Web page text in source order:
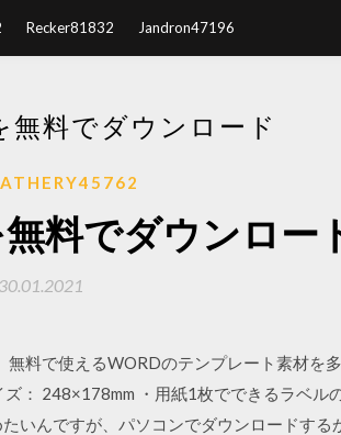
Recker81832 Jandron47196
無料でダウンロード
料でダウンロー
30.01.2021
料で使えるWORDのテンプレート素材を多
： 248×178mm ・用紙1枚でできるラベ
んですが、パソコンでダウンロードする